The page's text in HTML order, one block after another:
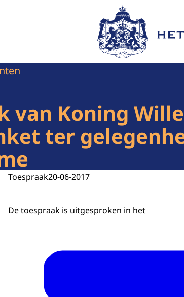
Naar de homepage
van Koning
ter
Toespraak20-06-2017
De toespraak is uitgesproken in het